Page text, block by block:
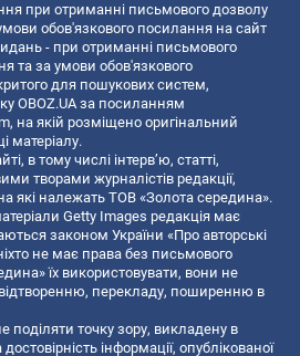
при отриманні письмового дозволу
обов'язкового посилання на сайт
- при отриманні письмового
та за умови обов'язкового
для пошукових систем,
OBOZ.UA за посиланням
, на якій розміщено оригінальний
матеріалу.
в тому числі інтерв’ю, статті,
творами журналістів редакції,
які належать ТОВ «Золота середина».
Getty Images редакція має
законом України «Про авторські
не має права без письмового
їх використовувати, вони не
перекладу, поширенню в
поділяти точку зору, викладену в
інформації, опублікованої